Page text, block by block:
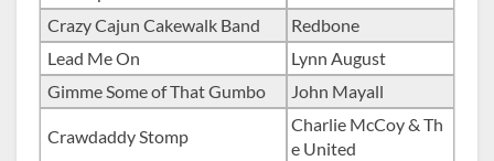
Crazy Cajun Cakewalk Band
Redbone
Lead Me On
Lynn August
Gimme Some of That Gumbo
John Mayall
Crawdaddy Stomp
Charlie McCoy & Th
e United